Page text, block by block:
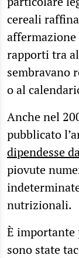
cereali
affermazione
rapporti tra
sembravano
o al
Anche nel
pubblicato
dipendesse
piovute
nutrizionali.
È importante
sono state